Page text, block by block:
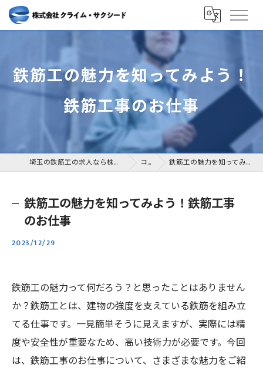
鉄筋工の魅力を知ってみよう！
鉄筋工事のお仕事
埼玉の鉄筋工の求人なら株式会社クライム・サクシード コラム 鉄筋工の魅力を知ってみよう！鉄筋工事のお仕事
鉄筋工の魅力を知ってみよう！鉄筋工事
のお仕事
2023/12/29
鉄筋工の魅力って何だろう？と思ったことはありません
か？鉄筋工とは、建物の強度を支えている鉄筋を組み立
てる仕事です。一見簡単そうに見えますが、実際には精
度や安全性が重要なため、高い技術力が必要です。今回
は、鉄筋工事のお仕事について、さまざまな魅力をご紹